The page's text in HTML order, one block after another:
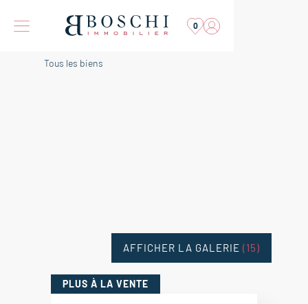
0
Tous les biens
PLUS À LA VENTE
AFFICHER LA GALERIE (15)